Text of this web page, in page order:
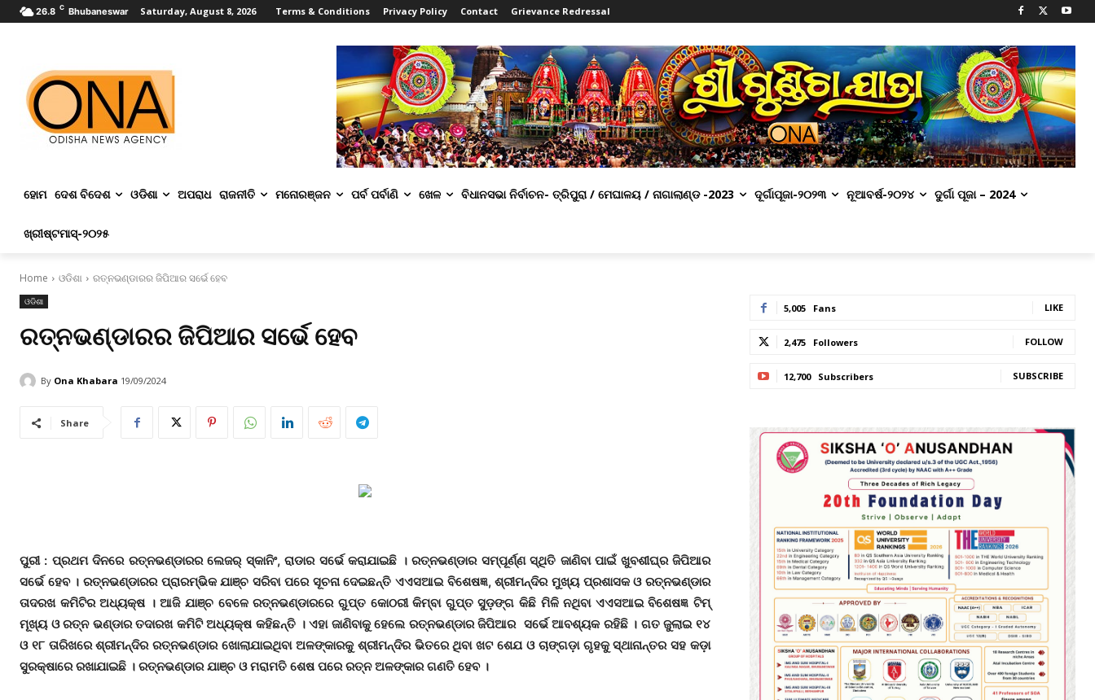
26.8 C Bhubaneswar Saturday, August 8, 2026 Terms & Conditions Privacy Policy Contact Grievance Redressal
ହୋମ ଦେଶ ବିଦେଶ ଓଡିଶା ଅପରାଧ ରାଜନୀତି ମନୋରଞ୍ଜନ ପର୍ବ ପର୍ବାଣି ଖେଳ ବିଧାନସଭା ନିର୍ବାଚନ- ତ୍ରିପୁରା / ମେଘାଳୟ / ନାଗାଲାଣ୍ଡ -2023 ଦୂର୍ଗାପୂଜା-୨୦୨୩ ନୂଆବର୍ଷ-୨୦୨୪ ଦୁର୍ଗା ପୂଜା – 2024
ଖ୍ରୀଷ୍ଟମାସ୍‌-୨୦୨୫
Home ଓଡିଶା ରତ୍ନଭଣ୍ଡାରର ଜିପିଆର ସର୍ଭେ ହେବ
ଓଡିଶା
ରତ୍ନଭଣ୍ଡାରର ଜିପିଆର ସର୍ଭେ ହେବ
By Ona Khabara 19/09/2024
Share
ପୁରୀ : ପ୍ରଥମ ଦିନରେ ରତ୍ନଭଣ୍ଡାରର ଲେଜର୍ ସ୍କାନିଂ, ରାଡାର ସର୍ଭେ କରାଯାଇଛି । ରତ୍ନଭଣ୍ଡାର ସମ୍ପୂର୍ଣ୍ଣ ସ୍ଥିତି ଜାଣିବା ପାଇଁ ଖୁବଶୀଘ୍ର ଜିପିଆର
ସର୍ଭେ ହେବ । ରତ୍ନଭଣ୍ଡାରର ପ୍ରାରମ୍ଭିକ ଯାଞ୍ଚ ସରିବା ପରେ ସୂଚନା ଦେଇଛନ୍ତି ଏଏସଆଇ ବିଶେଷଜ୍ଞ, ଶ୍ରୀମନ୍ଦିର ମୁଖ୍ୟ ପ୍ରଶାସକ ଓ ରତ୍ନଭଣ୍ଡାର
ତାଦରଖ କମିଟିର ଅଧ୍ୟକ୍ଷ । ଆଜି ଯାଞ୍ଚ ବେଳେ ରତ୍ନଭଣ୍ଡାରରେ ଗୁପ୍ତ କୋଠରୀ କିମ୍ବା ଗୁପ୍ତ ସୁଡ଼ଙ୍ଗ କିଛି ମିଳି ନଥିବା ଏଏସଆଇ ବିଶେଷଜ୍ଞ ଟିମ୍
ମୂଖ୍ୟ ଓ ରତ୍ନ ଭଣ୍ଡାର ତଦାରଖ କମିଟି ଅଧ୍ୟକ୍ଷ କହିଛନ୍ତି । ଏହା ଜାଣିବାକୁ ହେଲେ ରତ୍ନଭଣ୍ଡାର ଜିପିଆର ସର୍ଭେ ଆବଶ୍ୟକ ରହିଛି । ଗତ ଜୁଲାଇ ୧୪
ଓ ୧୮ ତାରିଖରେ ଶ୍ରୀମନ୍ଦିର ରତ୍ନଭଣ୍ଡାର ଖୋଲାଯାଇଥିବା ଅଳଙ୍କାରକୁ ଶ୍ରୀମନ୍ଦିର ଭିତରେ ଥିବା ଖଟ ଶେଯ ଓ ଚାଙ୍ଗଡ଼ା ଗୃହକୁ ସ୍ଥାନାନ୍ତର ସହ କଡ଼ା
ସୁରକ୍ଷାରେ ରଖାଯାଇଛି । ରତ୍ନଭଣ୍ଡାର ଯାଞ୍ଚ ଓ ମରାମତି ଶେଷ ପରେ ରତ୍ନ ଅଳଙ୍କାର ଗଣତି ହେବ ।
5,005 Fans LIKE
2,475 Followers FOLLOW
12,700 Subscribers SUBSCRIBE